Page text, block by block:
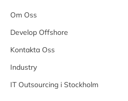
Om Oss
Develop Offshore
Kontakta Oss
Industry
IT Outsourcing i Stockholm